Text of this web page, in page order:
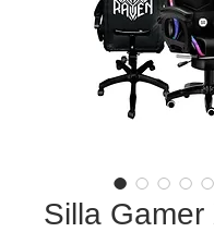
Silla Gamer